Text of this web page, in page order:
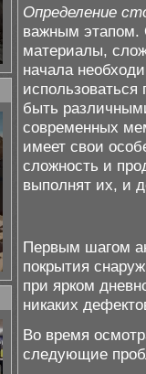
Определение
важным этапом.
материалы,
начала
быть
современных
имеет свои
сложность и
выполнят их, и
Первым шагом
покрытия
при ярком
никаких
Во время
следующие